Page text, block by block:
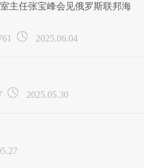
主任张宝峰会见俄罗斯联邦海
2025.06.04
2025.05.30